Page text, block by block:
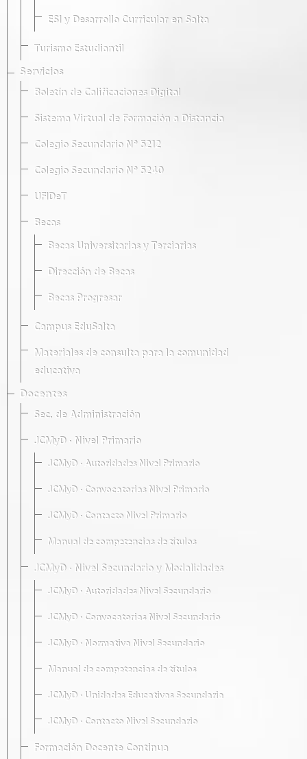
ESI y Desarrollo Curricular en Salta
Turismo Estudiantil
Servicios
Boletín de Calificaciones Digital
Sistema Virtual de Formación a Distancia
Colegio Secundario Nº 5212
Colegio Secundario Nº 5240
UFIDeT
Becas
Becas Universitarias y Terciarias
Dirección de Becas
Becas Progresar
Campus EduSalta
Materiales de consulta para la comunidad
educativa
Docentes
Sec. de Administración
JCMyD · Nivel Primario
JCMyD · Autoridades Nivel Primario
JCMyD · Convocatorias Nivel Primario
JCMyD · Contacto Nivel Primario
Manual de competencias de títulos
JCMyD · Nivel Secundario y Modalidades
JCMyD · Autoridades Nivel Secundario
JCMyD · Convocatorias Nivel Secundario
JCMyD · Normativa Nivel Secundario
Manual de competencias de títulos
JCMyD · Unidades Educativas Secundaria
JCMyD · Contacto Nivel Secundario
Formación Docente Continua